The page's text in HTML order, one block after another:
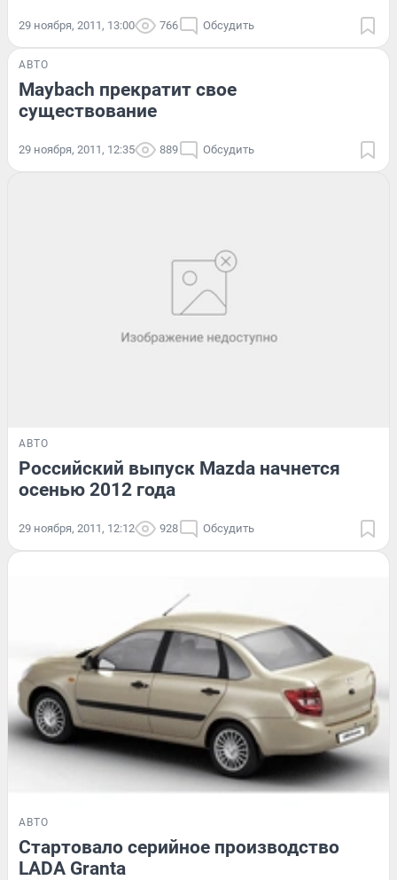
29 ноября, 2011, 13:00 766 Обсудить
АВТО
Maybach прекратит свое
существование
29 ноября, 2011, 12:35 889 Обсудить
АВТО
Российский выпуск Mazda начнется
осенью 2012 года
29 ноября, 2011, 12:12 928 Обсудить
АВТО
Стартовало серийное производство
LADA Granta